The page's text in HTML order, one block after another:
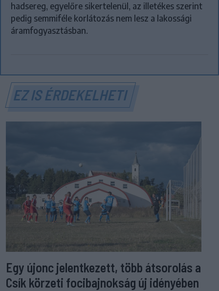
hadsereg, egyelőre sikertelenül, az illetékes szerint
pedig semmiféle korlátozás nem lesz a lakossági
áramfogyasztásban.
EZ IS ÉRDEKELHETI
Egy újonc jelentkezett, több átsorolás a
Csík körzeti focibajnokság új idényében